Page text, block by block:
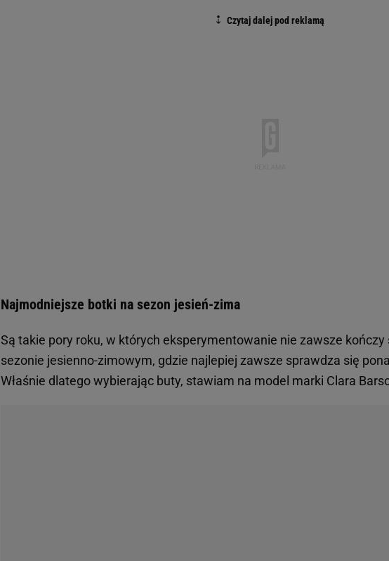
Najmodniejsze botki na sezon jesień-zima
Są takie pory roku, w których eksperymentowanie nie zawsze
sezonie jesienno-zimowym, gdzie najlepiej zawsze sprawdza się
Właśnie dlatego wybierając buty, stawiam na model marki Clara